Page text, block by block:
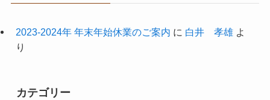
2023-2024年 年末年始休業のご案内 に 白井 孝雄よ
り
カテゴリー